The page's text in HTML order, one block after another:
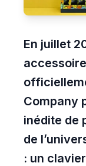
En juillet
Company
inédite de
de
: un